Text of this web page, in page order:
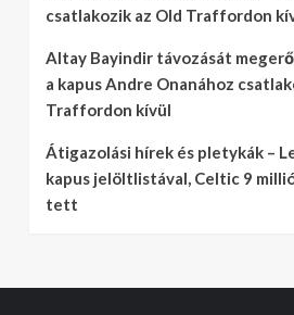
csatlakozik az Old Traffordon
Altay Bayindir távozását
a kapus Andre Onanához
Traffordon kívül
Átigazolási hírek és pletykák –
kapus jelöltlistával, Celtic 9
tett